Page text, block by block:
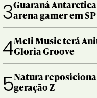
3Guaraná
arena gamer em SP
4Meli Music terá
Gloria Groove
5Natura
geração Z